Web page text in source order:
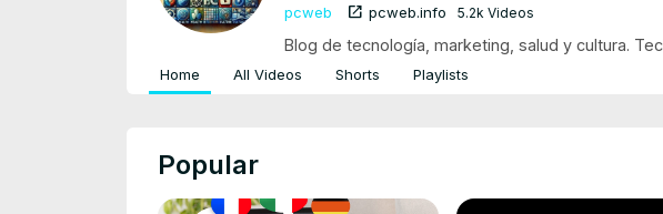
pcweb open_in_new pcweb.info 5.2k Videos
Blog de tecnología, marketing, salud y cultura.
Home All Videos Shorts Playlists
Popular